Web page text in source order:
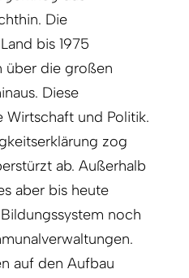
Die
bis 1975
über die großen
Diese
und Politik.
zog
ab. Außerhalb
aber bis heute
noch
auf den Aufbau